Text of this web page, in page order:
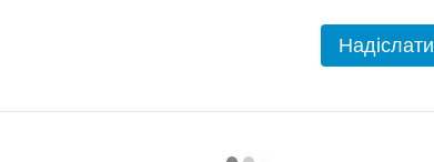
Надіслати